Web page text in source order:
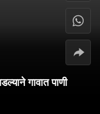
गावात पाणी